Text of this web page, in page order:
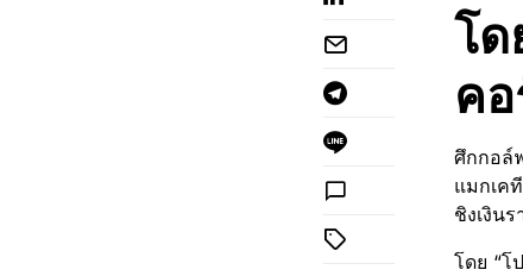
โด
คอ
ศึกกอล์
แมกเค
ชิงเงิน
โดย “โ